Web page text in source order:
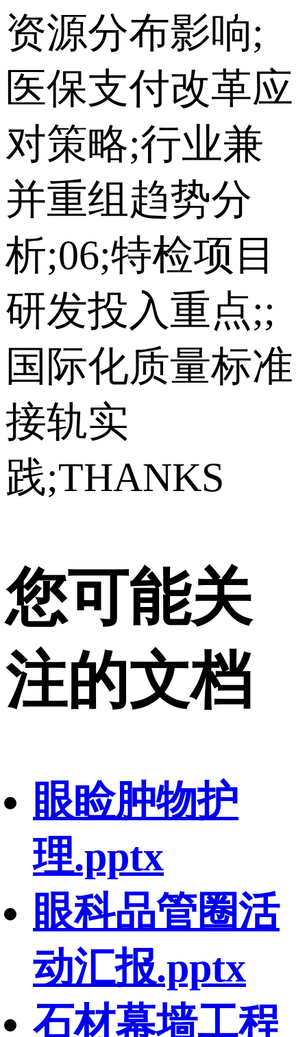
资源分布影响;
医保支付改革应
对策略;行业兼
并重组趋势分
析;06;特检项目
研发投入重点;;
国际化质量标准
接轨实
践;THANKS
您可能关
注的文档
眼睑肿物护
理.pptx
眼科品管圈活
动汇报.pptx
石材幕墙工程